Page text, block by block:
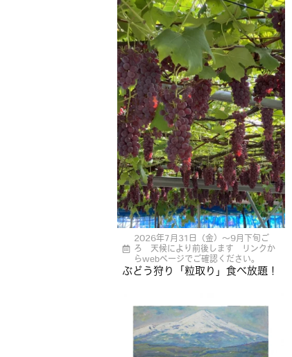
2026年7月31日（金）〜9月下旬ご
ろ 天候により前後します リンクか
らwebページでご確認ください。
ぶどう狩り「粒取り」食べ放題！